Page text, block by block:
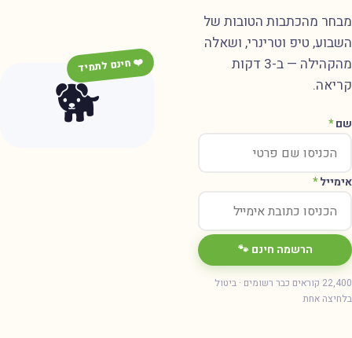
מהכתבות הטובות של
טיפ וטרינרי, ושאלה
מהקהילה — ב-3 דקות
*
*
הרשמה חינם 🐾
22,400 קוראים כבר רשומים · ביטול
אחת
🐕
❤️ חינם לתמיד